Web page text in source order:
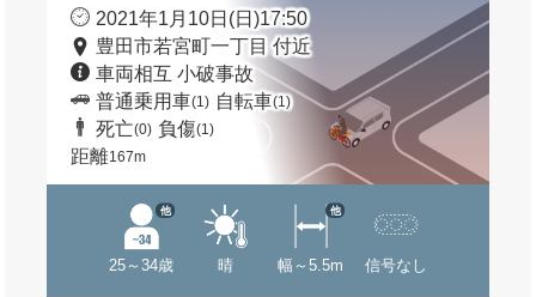
2021年1月10日(日)17:50
豊田市若宮町一丁目 付近
車両相互 小破事故
普通乗用車(1) 自転車(1)
死亡(0) 負傷(1)
距離167m
25～34歳
他
晴 幅～5.5m
他
信号なし